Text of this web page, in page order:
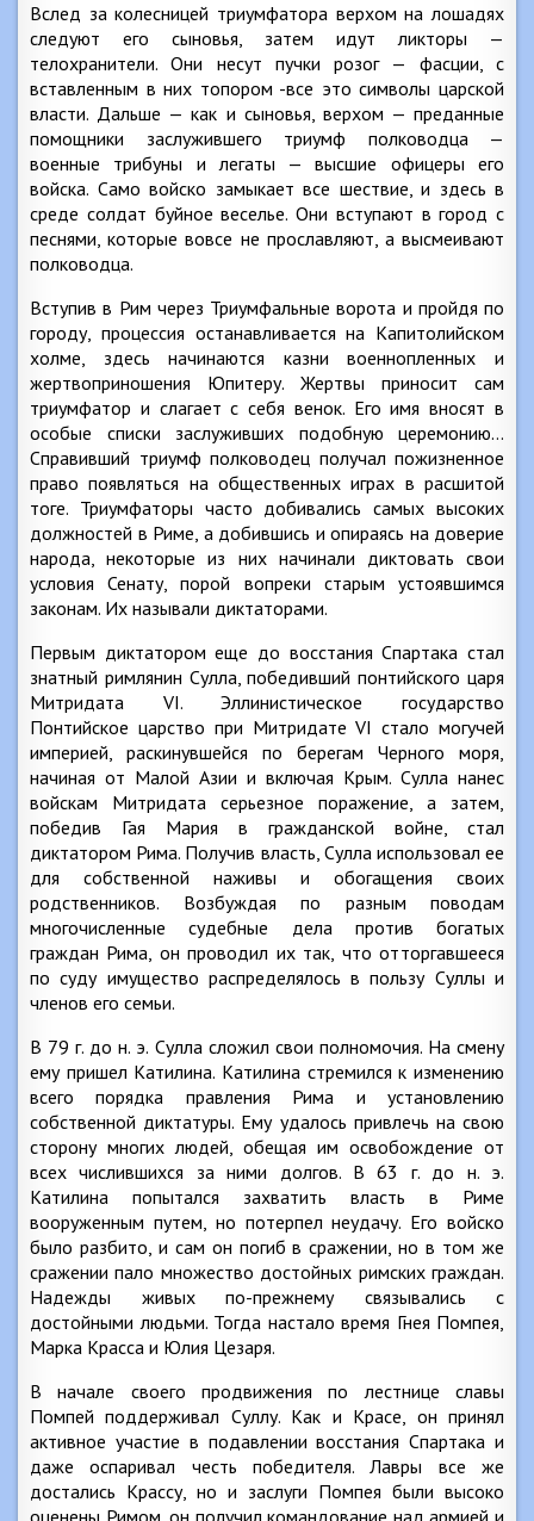
Вслед за колесницей триумфатора верхом на лошадях
следуют его сыновья, затем идут ликторы —
телохранители. Они несут пучки розог — фасции, с
вставленным в них топором -все это символы царской
власти. Дальше — как и сыновья, верхом — преданные
помощники заслужившего триумф полководца —
военные трибуны и легаты — высшие офицеры его
войска. Само войско замыкает все шествие, и здесь в
среде солдат буйное веселье. Они вступают в город с
песнями, которые вовсе не прославляют, а высмеивают
полководца.
Вступив в Рим через Триумфальные ворота и пройдя по
городу, процессия останавливается на Капитолийском
холме, здесь начинаются казни военнопленных и
жертвоприношения Юпитеру. Жертвы приносит сам
триумфатор и слагает с себя венок. Его имя вносят в
особые списки заслуживших подобную церемонию…
Справивший триумф полководец получал пожизненное
право появляться на общественных играх в расшитой
тоге. Триумфаторы часто добивались самых высоких
должностей в Риме, а добившись и опираясь на доверие
народа, некоторые из них начинали диктовать свои
условия Сенату, порой вопреки старым устоявшимся
законам. Их называли диктаторами.
Первым диктатором еще до восстания Спартака стал
знатный римлянин Сулла, победивший понтийского царя
Митридата VI. Эллинистическое государство
Понтийское царство при Митридате VI стало могучей
империей, раскинувшейся по берегам Черного моря,
начиная от Малой Азии и включая Крым. Сулла нанес
войскам Митридата серьезное поражение, а затем,
победив Гая Мария в гражданской войне, стал
диктатором Рима. Получив власть, Сулла использовал ее
для собственной наживы и обогащения своих
родственников. Возбуждая по разным поводам
многочисленные судебные дела против богатых
граждан Рима, он проводил их так, что отторгавшееся
по суду имущество распределялось в пользу Суллы и
членов его семьи.
В 79 г. до н. э. Сулла сложил свои полномочия. На смену
ему пришел Катилина. Катилина стремился к изменению
всего порядка правления Рима и установлению
собственной диктатуры. Ему удалось привлечь на свою
сторону многих людей, обещая им освобождение от
всех числившихся за ними долгов. В 63 г. до н. э.
Катилина попытался захватить власть в Риме
вооруженным путем, но потерпел неудачу. Его войско
было разбито, и сам он погиб в сражении, но в том же
сражении пало множество достойных римских граждан.
Надежды живых по-прежнему связывались с
достойными людьми. Тогда настало время Гнея Помпея,
Марка Красса и Юлия Цезаря.
В начале своего продвижения по лестнице славы
Помпей поддерживал Суллу. Как и Красе, он принял
активное участие в подавлении восстания Спартака и
даже оспаривал честь победителя. Лавры все же
достались Крассу, но и заслуги Помпея были высоко
оценены Римом, он получил командование над армией и